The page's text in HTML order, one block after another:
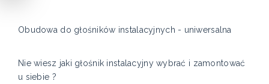
Obudowa do głośników instalacyjnych - uniwersalna
Nie wiesz jaki głośnik instalacyjny wybrać i zamontować
u siebie ?